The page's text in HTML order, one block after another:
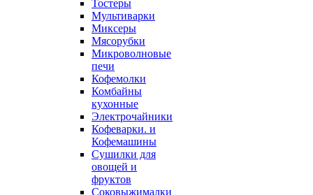
Тостеры
Мультиварки
Миксеры
Мясорубки
Микроволновые
печи
Кофемолки
Комбайны
кухонные
Электрочайники
Кофеварки. и
Кофемашины
Сушилки для
овощей и
фруктов
Соковыжималки